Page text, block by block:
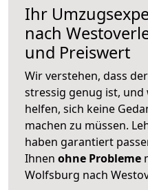
Ihr
nach
und Preiswert
Wir verstehen, dass
stressig genug ist,
helfen, sich keine
machen zu müssen.
haben garantiert
Ihnen ohne Probleme
Wolfsburg nach